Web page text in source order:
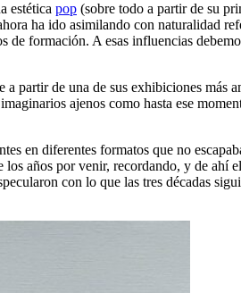
estética pop (sobre todo a partir de su
ha ido asimilando con naturalidad
de formación. A esas influencias
partir de una de sus exhibiciones más
ajenos como hasta ese
en diferentes formatos que no
los años por venir, recordando, y de ahí
con lo que las tres décadas